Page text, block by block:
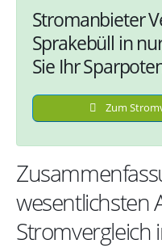
Stromanbieter
Sprakebüll in
Sie Ihr
Zum
wesentlichsten
Stromvergleich